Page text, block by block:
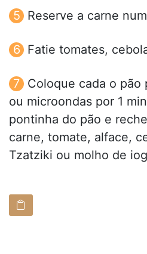
Reserve a carne
Fatie tomates,
Coloque cada o pão
ou microondas por 1
pontinha do pão e
carne, tomate, alface,
Tzatziki ou molho de